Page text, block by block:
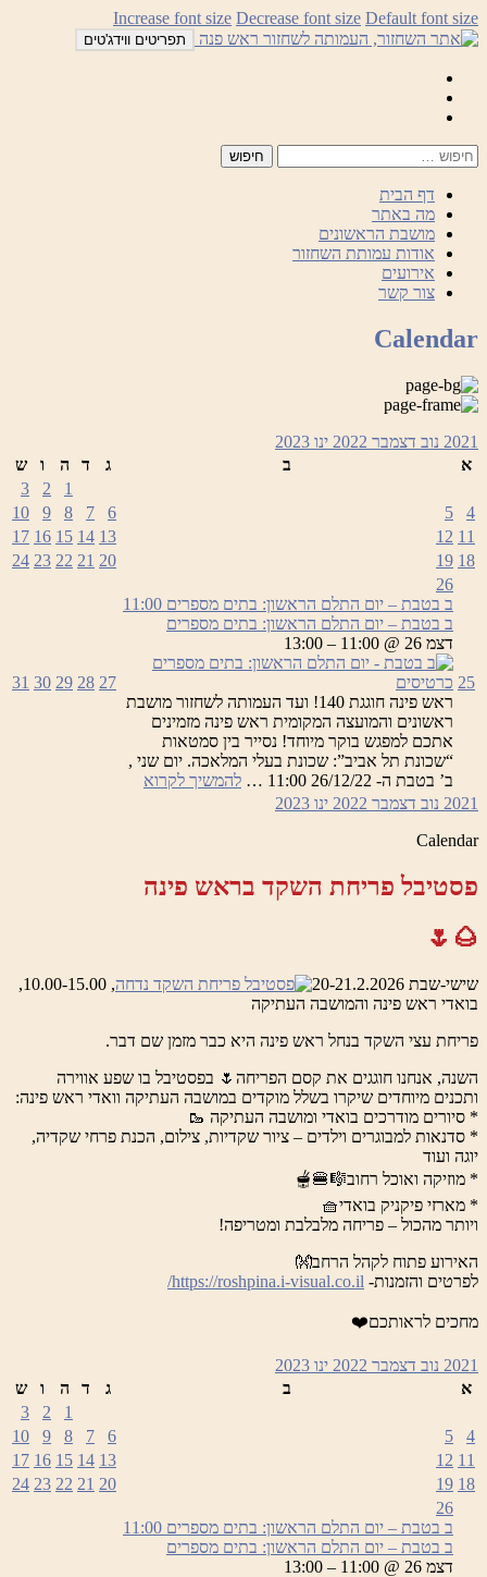
לדלג
לתוכן
Increase font size Decrease font size Default font size
תפריטים ווידג'טים
דף הבית
מה באתר
מושבת הראשונים
אודות עמותת השחזור
אירועים
צור קשר
Calendar
2021 נוב דצמבר 2022 ינו 2023
א
ב ג ד ה ו
ש
1
2
3
4
5
6
7
8
9
10
11
12
13
14
15
16
17
18
19
20
21
22
23
24
25
26
ב בטבת – יום התלם הראשון: בתים מספרים 11:00
ב בטבת – יום התלם הראשון: בתים מספרים
דצמ 26 @ 11:00 – 13:00
כרטיסים
ראש פינה חוגגת 140! ועד העמותה לשחזור מושבת
ראשונים והמועצה המקומית ראש פינה מזמינים
אתכם למפגש בוקר מיוחד! נסייר בין סמטאות
“שכונת תל אביב”: שכונת בעלי המלאכה. יום שני ,
ב’ בטבת ה- 26/12/22 11:00 …
להמשיך לקרוא
27
28
29
30
31
2021 נוב דצמבר 2022 ינו 2023
Calendar
פסטיבל פריחת השקד בראש פינה
🌰🌷
שישי-שבת 20-21.2.2026
, 10.00-15.00,
בואדי ראש פינה והמושבה העתיקה
פריחת עצי השקד בנחל ראש פינה היא כבר מזמן שם דבר.
השנה, אנחנו חוגגים את קסם הפריחה🌷 בפסטיבל בו שפע אווירה
ותכנים מיוחדים שיקרו בשלל מוקדים במושבה העתיקה וואדי ראש פינה:
* סיורים מודרכים בואדי ומושבה העתיקה 🥾
* סדנאות למבוגרים וילדים – ציור שקדיות, צילום, הכנת פרחי שקדיה,
יוגה ועוד
* מוזיקה ואוכל רחוב🎼🍔🫕
* מארזי פיקניק בואדי🧺
ויותר מהכול – פריחה מלבלבת ומטריפה!
האירוע פתוח לקהל הרחב👐
לפרטים והזמנות- https://roshpina.i-visual.co.il/
מחכים לראותכם❤️
2021 נוב דצמבר 2022 ינו 2023
א
ב ג ד ה ו
ש
1
2
3
4
5
6
7
8
9
10
11
12
13
14
15
16
17
18
19
20
21
22
23
24
26
ב בטבת – יום התלם הראשון: בתים מספרים 11:00
ב בטבת – יום התלם הראשון: בתים מספרים
דצמ 26 @ 11:00 – 13:00